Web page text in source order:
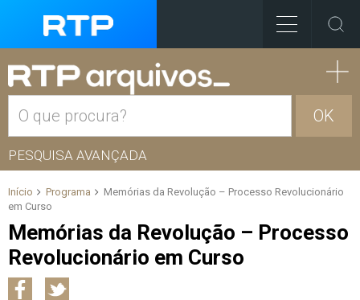
OK
PESQUISA AVANÇADA
Início Programa
Memórias da Revolução – Processo Revolucionário
em Curso
Memórias da Revolução – Processo
Revolucionário em Curso